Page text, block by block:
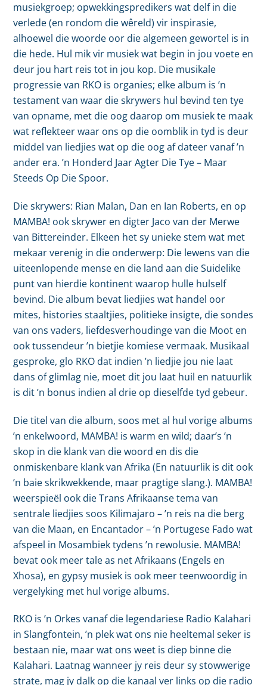
musiekgroep; opwekkingspredikers wat delf in die
verlede (en rondom die wêreld) vir inspirasie,
alhoewel die woorde oor die algemeen gewortel is in
die hede. Hul mik vir musiek wat begin in jou voete en
deur jou hart reis tot in jou kop. Die musikale
progressie van RKO is organies; elke album is ’n
testament van waar die skrywers hul bevind ten tye
van opname, met die oog daarop om musiek te maak
wat reflekteer waar ons op die oomblik in tyd is deur
middel van liedjies wat op die oog af dateer vanaf ’n
ander era. ’n Honderd Jaar Agter Die Tye – Maar
Steeds Op Die Spoor.
Die skrywers: Rian Malan, Dan en Ian Roberts, en op
MAMBA! ook skrywer en digter Jaco van der Merwe
van Bittereinder. Elkeen het sy unieke stem wat met
mekaar verenig in die onderwerp: Die lewens van die
uiteenlopende mense en die land aan die Suidelike
punt van hierdie kontinent waarop hulle hulself
bevind. Die album bevat liedjies wat handel oor
mites, histories staaltjies, politieke insigte, die sondes
van ons vaders, liefdesverhoudinge van die Moot en
ook tussendeur ’n bietjie komiese vermaak. Musikaal
gesproke, glo RKO dat indien ’n liedjie jou nie laat
dans of glimlag nie, moet dit jou laat huil en natuurlik
is dit ’n bonus indien al drie op dieselfde tyd gebeur.
Die titel van die album, soos met al hul vorige albums
’n enkelwoord, MAMBA! is warm en wild; daar’s ’n
skop in die klank van die woord en dis die
onmiskenbare klank van Afrika (En natuurlik is dit ook
’n baie skrikwekkende, maar pragtige slang.). MAMBA!
weerspieël ook die Trans Afrikaanse tema van
sentrale liedjies soos Kilimajaro – ’n reis na die berg
van die Maan, en Encantador – ’n Portugese Fado wat
afspeel in Mosambiek tydens ’n rewolusie. MAMBA!
bevat ook meer tale as net Afrikaans (Engels en
Xhosa), en gypsy musiek is ook meer teenwoordig in
vergelyking met hul vorige albums.
RKO is ’n Orkes vanaf die legendariese Radio Kalahari
in Slangfontein, ’n plek wat ons nie heeltemal seker is
bestaan nie, maar wat ons weet is diep binne die
Kalahari. Laatnag wanneer jy reis deur sy stowwerige
strate, mag jy dalk op die kanaal ver links op die radio